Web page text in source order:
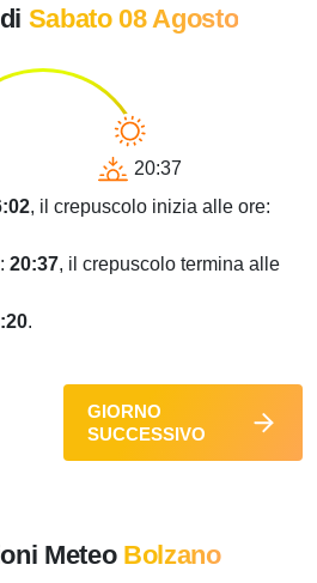
Sabato 08 Agosto
20:37
, il crepuscolo inizia alle ore:
20:37, il crepuscolo termina alle
.
GIORNO
SUCCESSIVO
Meteo Bolzano